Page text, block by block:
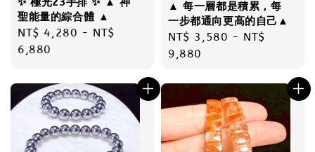
聖能量的綜合體 ▲
Regular
price
NT$ 4,280 - NT$
6,880
▲ 每一層都是積累，每
一步都通向更高的自己▲
Regular
price
NT$ 3,580 - NT$
9,880